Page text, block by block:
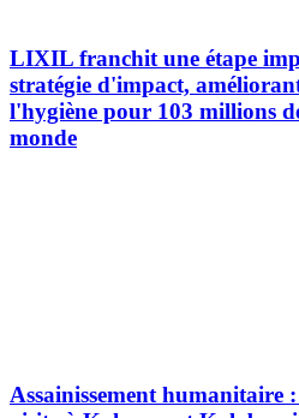
LIXIL franchit une étape
stratégie d'impact,
l'hygiène pour 103 millions
monde
Assainissement humanitaire